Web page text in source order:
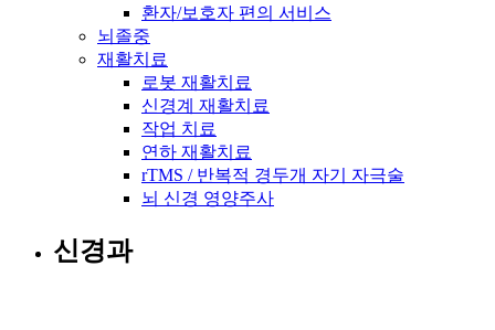
환자/보호자 편의 서비스
뇌졸중
재활치료
로봇 재활치료
신경계 재활치료
작업 치료
연하 재활치료
rTMS / 반복적 경두개 자기 자극술
뇌 신경 영양주사
신경과